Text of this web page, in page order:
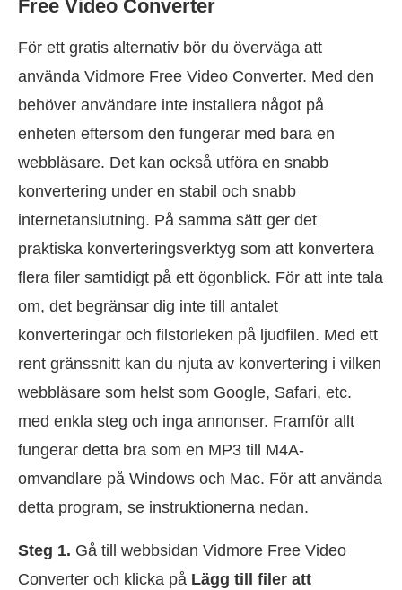
Free Video Converter
För ett gratis alternativ bör du överväga att
använda Vidmore Free Video Converter. Med den
behöver användare inte installera något på
enheten eftersom den fungerar med bara en
webbläsare. Det kan också utföra en snabb
konvertering under en stabil och snabb
internetanslutning. På samma sätt ger det
praktiska konverteringsverktyg som att konvertera
flera filer samtidigt på ett ögonblick. För att inte tala
om, det begränsar dig inte till antalet
konverteringar och filstorleken på ljudfilen. Med ett
rent gränssnitt kan du njuta av konvertering i vilken
webbläsare som helst som Google, Safari, etc.
med enkla steg och inga annonser. Framför allt
fungerar detta bra som en MP3 till M4A-
omvandlare på Windows och Mac. För att använda
detta program, se instruktionerna nedan.
Steg 1. Gå till webbsidan Vidmore Free Video
Converter och klicka på Lägg till filer att